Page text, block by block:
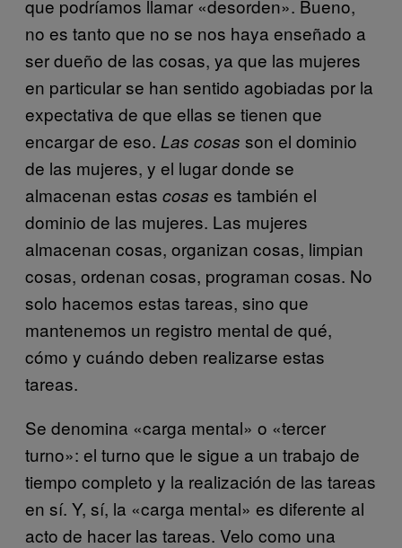
que podríamos llamar «desorden». Bueno,
no es tanto que no se nos haya enseñado a
ser dueño de las cosas, ya que las mujeres
en particular se han sentido agobiadas por la
expectativa de que ellas se tienen que
encargar de eso. Las cosas son el dominio
de las mujeres, y el lugar donde se
almacenan estas cosas es también el
dominio de las mujeres. Las mujeres
almacenan cosas, organizan cosas, limpian
cosas, ordenan cosas, programan cosas. No
solo hacemos estas tareas, sino que
mantenemos un registro mental de qué,
cómo y cuándo deben realizarse estas
tareas.
Se denomina «carga mental» o «tercer
turno»: el turno que le sigue a un trabajo de
tiempo completo y la realización de las tareas
en sí. Y, sí, la «carga mental» es diferente al
acto de hacer las tareas. Velo como una